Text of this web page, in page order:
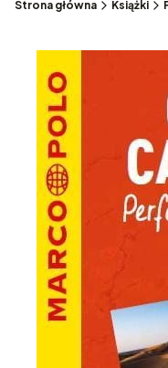
Strona główna Książki